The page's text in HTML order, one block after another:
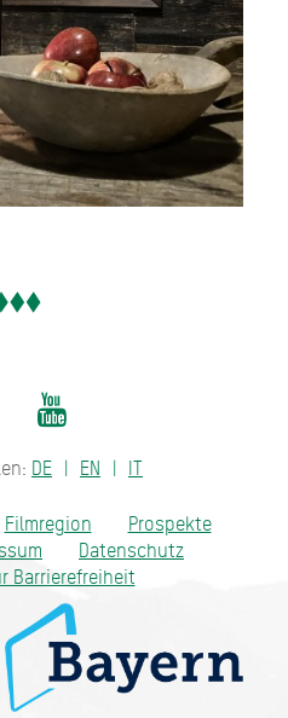
DE EN IT
Filmregion
Prospekte
Datenschutz
Barrierefreiheit